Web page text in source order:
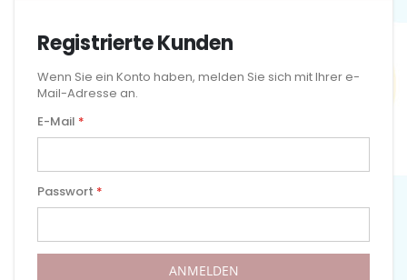
Registrierte Kunden
Wenn Sie ein Konto haben, melden Sie sich mit Ihrer e-
Mail-Adresse an.
E-Mail
Passwort
ANMELDEN